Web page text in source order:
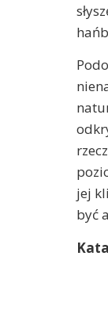
jej
być